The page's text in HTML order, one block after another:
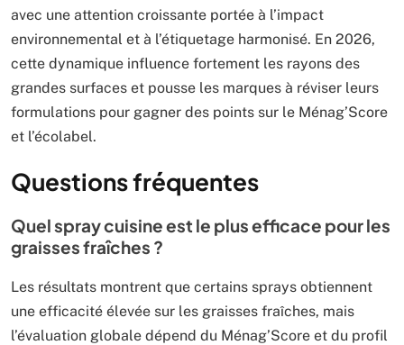
avec une attention croissante portée à l’impact
environnemental et à l’étiquetage harmonisé. En 2026,
cette dynamique influence fortement les rayons des
grandes surfaces et pousse les marques à réviser leurs
formulations pour gagner des points sur le Ménag’Score
et l’écolabel.
Questions fréquentes
Quel spray cuisine est le plus efficace pour les
graisses fraîches ?
Les résultats montrent que certains sprays obtiennent
une efficacité élevée sur les graisses fraîches, mais
l’évaluation globale dépend du Ménag’Score et du profil